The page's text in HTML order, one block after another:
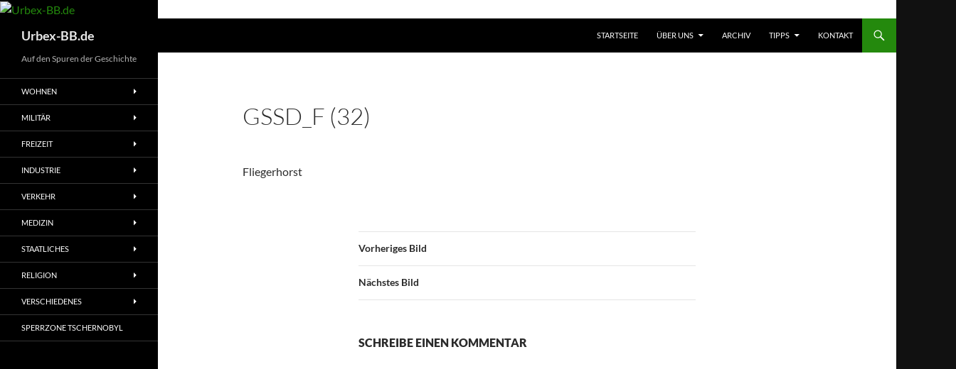
Urbex-BB.de
STARTSEITE
ÜBER UNS ARCHIV TIPPS KONTAKT
GSSD_F (32)
Fliegerhorst
Vorheriges Bild
Nächstes Bild
SCHREIBE EINEN KOMMENTAR
Auf den Spuren der Geschichte
WOHNEN
MILITÄR
FREIZEIT
INDUSTRIE
VERKEHR
MEDIZIN
STAATLICHES
RELIGION
VERSCHIEDENES
SPERRZONE TSCHERNOBYL